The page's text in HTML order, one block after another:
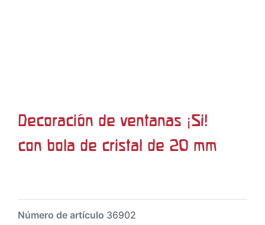
Decoración de ventanas ¡Si!
con bola de cristal de 20 mm
Número de artículo 36902